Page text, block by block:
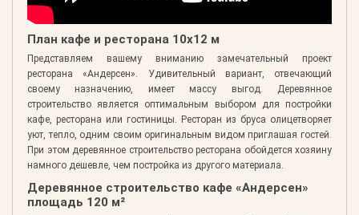
План кафе и ресторана 10х12 м
Представляем вашему вниманию замечательный проект
ресторана «Андерсен». Удивительный вариант, отвечающий
своему назначению, имеет массу выгод. Деревянное
строительство является оптимальным выбором для постройки
кафе, ресторана или гостиницы. Ресторан из бруса олицетворяет
уют, тепло, одним своим оригинальным видом приглашая гостей.
При этом деревянное строительство ресторана обойдется хозяину
намного дешевле, чем постройка из другого материала.
Деревянное строительство кафе «Андерсен»
площадь 120 м²